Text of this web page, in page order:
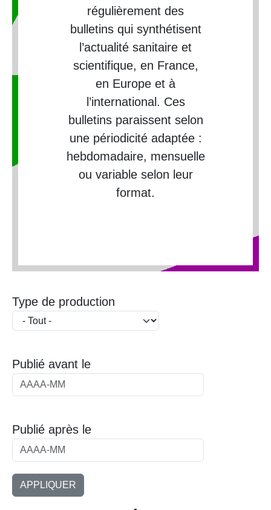
régulièrement des
bulletins qui synthétisent
l’actualité sanitaire et
scientifique, en France,
en Europe et à
l’international. Ces
bulletins paraissent selon
une périodicité adaptée :
hebdomadaire, mensuelle
ou variable selon leur
format.
Type de production
Publié avant le
Publié après le